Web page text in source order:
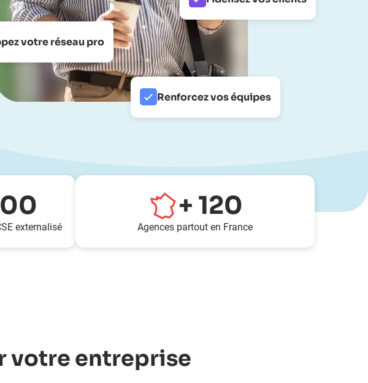
votre réseau pro
Renforcez vos équipes
externalisé
+ 120
Agences partout en France
votre entreprise